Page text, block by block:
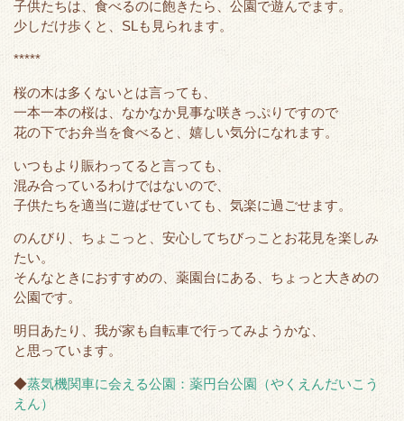
子供たちは、食べるのに飽きたら、公園で遊んでます。
少しだけ歩くと、SLも見られます。
*****
桜の木は多くないとは言っても、
一本一本の桜は、なかなか見事な咲きっぷりですので
花の下でお弁当を食べると、嬉しい気分になれます。
いつもより賑わってると言っても、
混み合っているわけではないので、
子供たちを適当に遊ばせていても、気楽に過ごせます。
のんびり、ちょこっと、安心してちびっことお花見を楽しみ
たい。
そんなときにおすすめの、薬園台にある、ちょっと大きめの
公園です。
明日あたり、我が家も自転車で行ってみようかな、
と思っています。
◆蒸気機関車に会える公園：薬円台公園（やくえんだいこう
えん）